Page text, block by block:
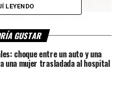
el siniestro dejó
y no se reportaron personas
que la circulación sobre la
interrumpida y el tránsito
en el lugar.
LEYENDO
GUSTAR
choque entre un auto y una
una mujer trasladada al hospital